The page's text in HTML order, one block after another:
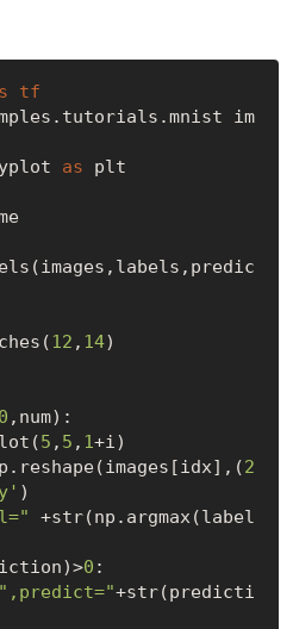
tf
im
as plt
12 , 14)
0 ,num):
5 , 5 , 1+i)
2
)
+str(np.argmax(label
0 :
+str(predicti